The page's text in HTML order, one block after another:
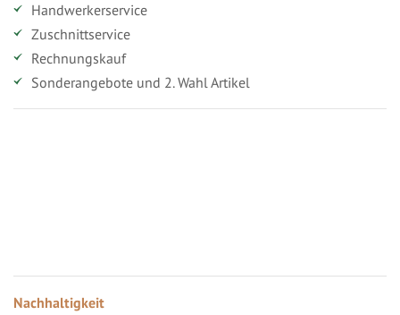
Handwerkerservice
Zuschnittservice
Rechnungskauf
Sonderangebote und 2. Wahl Artikel
Nachhaltigkeit